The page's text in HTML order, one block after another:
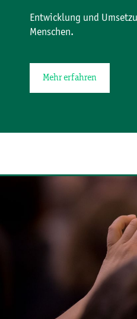
Entwicklung und
Menschen.
Mehr erfahren